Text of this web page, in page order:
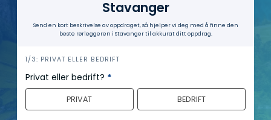
Stavanger
Send en kort beskrivelse av oppdraget, så hjelper vi deg med å finne den
beste rørleggeren i Stavanger til akkurat ditt oppdrag.
h
e
r
1/3: PRIVAT ELLER BEDRIFT
Privat eller bedrift? *
PRIVAT BEDRIFT